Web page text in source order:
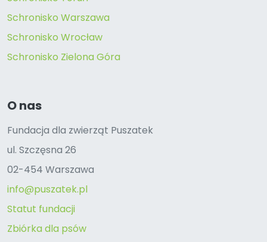
Schronisko Warszawa
Schronisko Wrocław
Schronisko Zielona Góra
O nas
Fundacja dla zwierząt Puszatek
ul. Szczęsna 26
02-454 Warszawa
info@puszatek.pl
Statut fundacji
Zbiórka dla psów